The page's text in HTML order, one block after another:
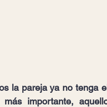
la pareja ya no tenga
importante,